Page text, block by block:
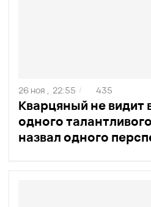
Кварцяный не видит
одного
назвал одного
26 ноя , 22:55 / 435